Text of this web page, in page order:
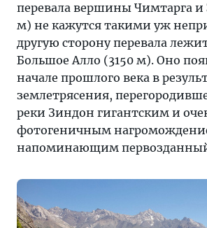
перевала вершины Чимтарга и
м) не кажутся такими уж
другую сторону перевала
Большое Алло (3150 м). Оно
начале прошлого века в
землетрясения,
реки Зиндон гигантским и
фотогеничным
напоминающим